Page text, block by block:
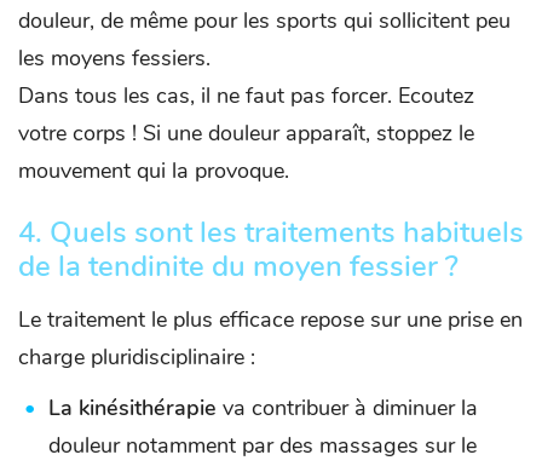
douleur, de même pour les sports qui sollicitent peu
les moyens fessiers.
Dans tous les cas, il ne faut pas forcer. Ecoutez
votre corps ! Si une douleur apparaît, stoppez le
mouvement qui la provoque.
4. Quels sont les traitements habituels
de la tendinite du moyen fessier ?
Le traitement le plus efficace repose sur une prise en
charge pluridisciplinaire :
La kinésithérapie va contribuer à diminuer la
douleur notamment par des massages sur le